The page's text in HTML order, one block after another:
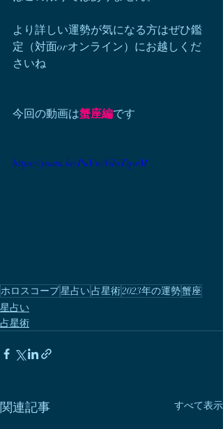
より詳しい運勢が気になる方はぜひ鑑
定（対面orオンライン）にお越しくだ
さいね
今回の動画は蟹座編です
https://youtu.be/PuVwNdoTqwM
ホロスコープ星占い占星術2023年の運勢蟹座
星占い
占星術
関連記事 すべて表示